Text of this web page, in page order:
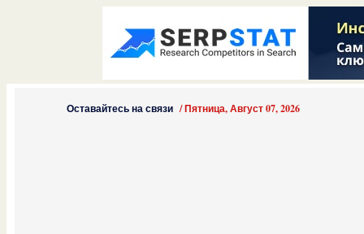
Оставайтесь на связи /Пятница, Август 07, 2026